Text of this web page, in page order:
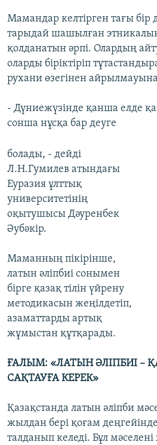
Мамандар келтірген тағы бір
тарыдай шашылған
қолданатын әрпі. Олардың
оларды біріктіріп
рухани өзегінен
- Дүниежүзінде қанша елде
сонша нұсқа бар деуге
болады, - дейді
Л.Н.Гумилев атындағы
Еуразия ұлттық
университетінің
оқытушысы Дәуренбек
Әубәкір.
Маманның пікірінше,
латын әліпбиі сонымен
бірге қазақ тілін үйрену
методикасын жеңілдетіп,
азаматтарды артық
жұмыстан құтқарады.
ҒАЛЫМ: «ЛАТЫН ӘЛІПБИІ –
САҚТАУҒА КЕРЕК»
Қазақстанда латын әліпби
жылдан бері қоғам
талданып келеді. Бұл